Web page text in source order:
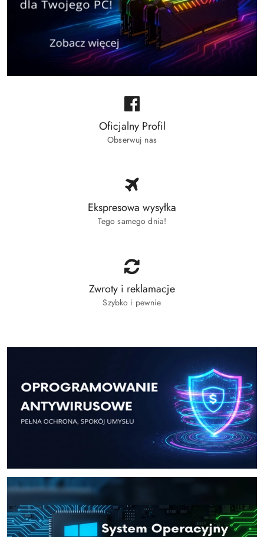
Oficjalny Profil
Obserwuj nas
Ekspresowa wysyłka
Tego samego dnia!
Zwroty i reklamacje
Szybko i pewnie